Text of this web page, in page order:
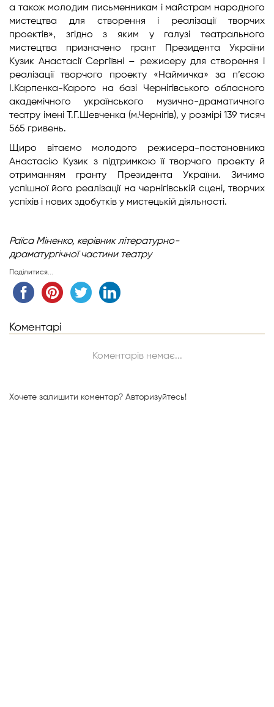
а також молодим письменникам і майстрам народного
мистецтва для створення і реалізації творчих
проектів», згідно з яким у галузі театрального
мистецтва призначено грант Президента України
Кузик Анастасії Сергіївні – режисеру для створення і
реалізації творчого проекту «Наймичка» за п’єсою
І.Карпенка-Карого на базі Чернігівського обласного
академічного українського музично-драматичного
театру імені Т.Г.Шевченка (м.Чернігів), у розмірі 139 тисяч
565 гривень.
Щиро вітаємо молодого режисера-постановника
Анастасію Кузик з підтримкою її творчого проекту й
отриманням гранту Президента України. Зичимо
успішної його реалізації на чернігівській сцені, творчих
успіхів і нових здобутків у мистецькій діяльності.
Раїса Міненко, керівник літературно-
драматургічноїчастини театру
Поділитися...
Коментарі
Коментарів немає...
Хочете залишити коментар? Авторизуйтесь!